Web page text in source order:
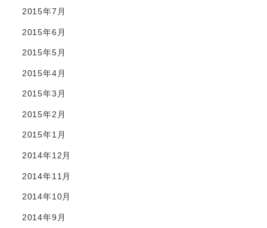
2015年7月
2015年6月
2015年5月
2015年4月
2015年3月
2015年2月
2015年1月
2014年12月
2014年11月
2014年10月
2014年9月